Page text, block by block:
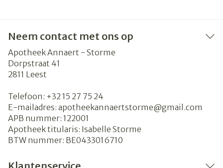
Neem contact met ons op
Apotheek Annaert - Storme
Dorpstraat 41
2811 Leest
Telefoon: +32 15 27 75 24
E-mailadres: apotheekannaertstorme@gmail.com
APB nummer: 122001
Apotheek titularis: Isabelle Storme
BTW nummer: BE0433016710